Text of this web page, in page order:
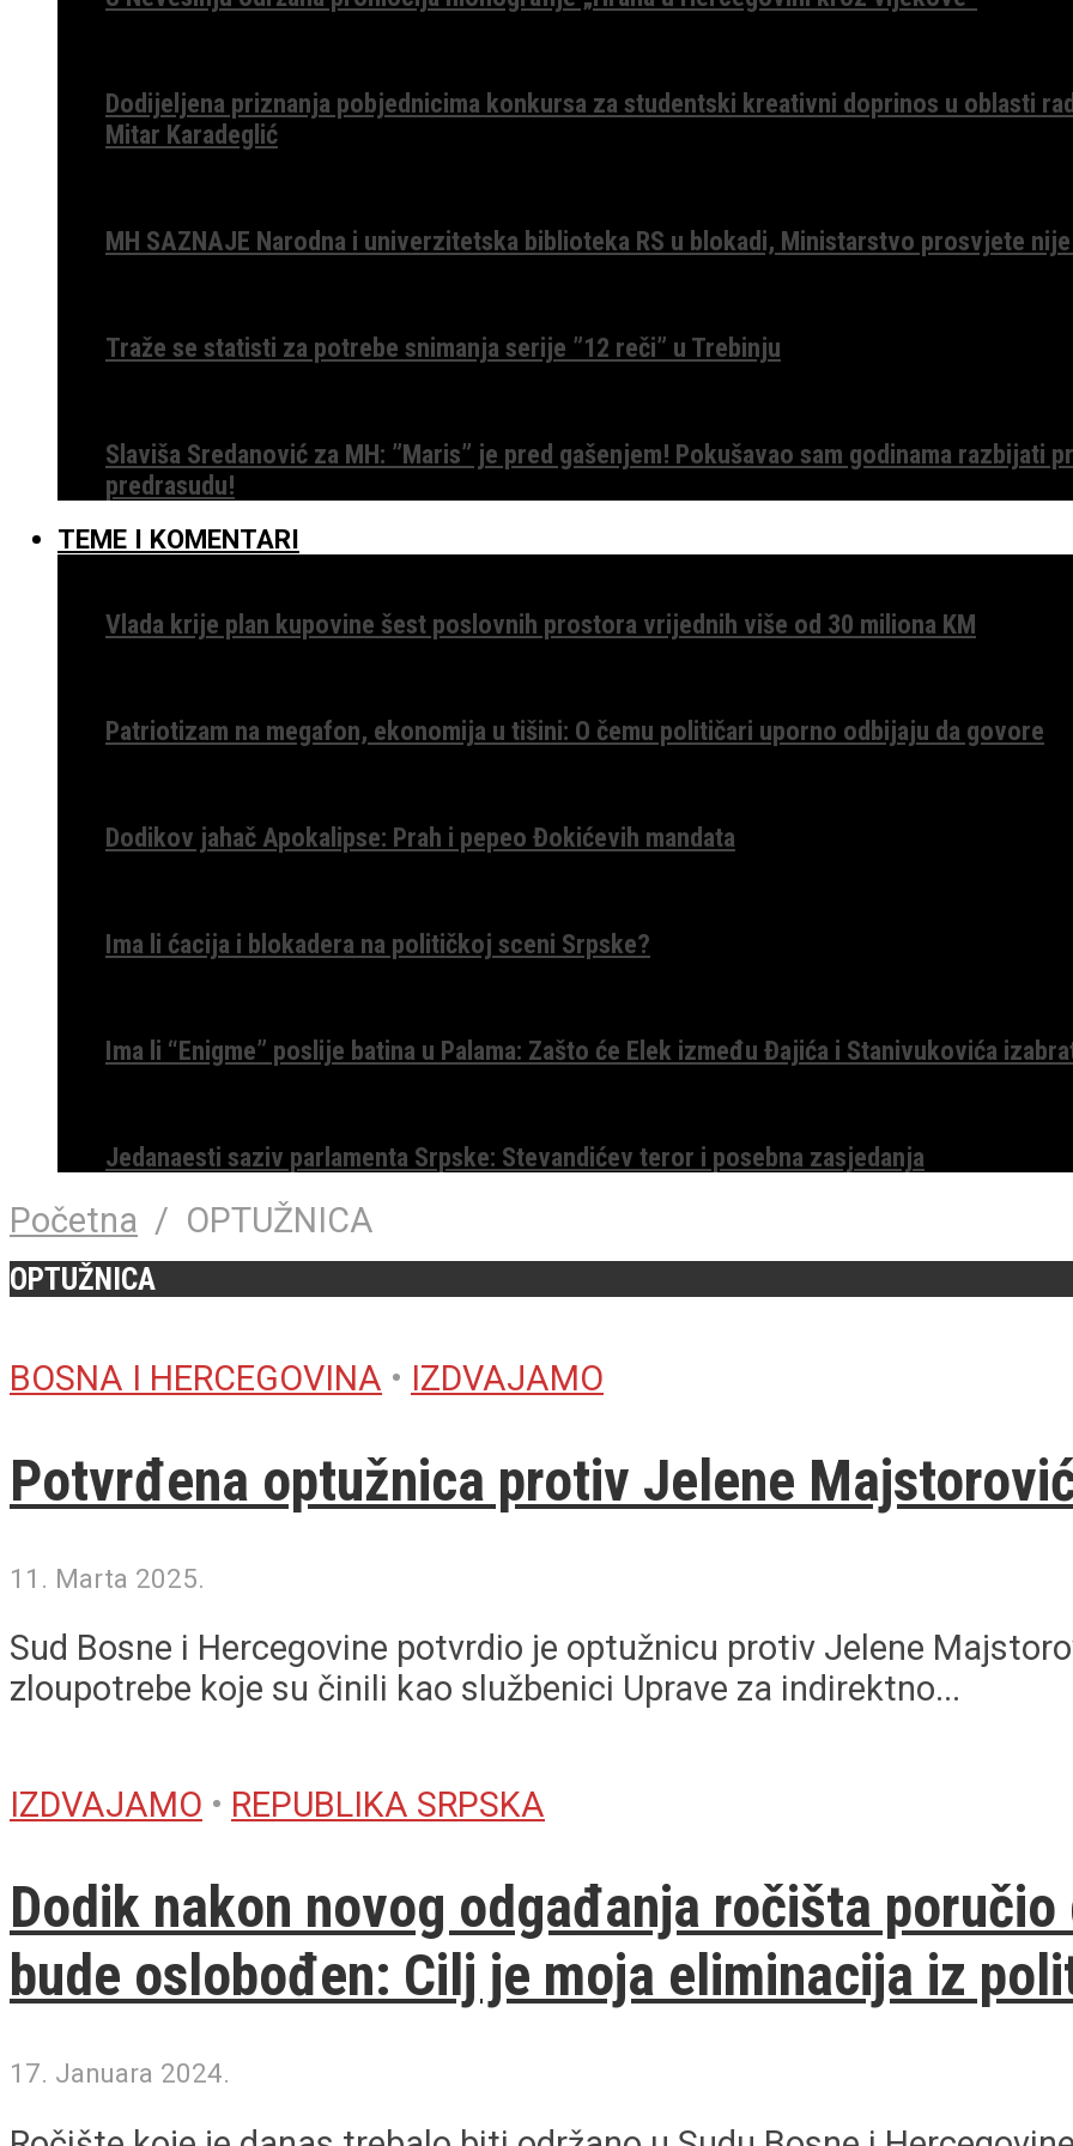
Dodijeljena priznanja pobjednicima konkursa za studentski kreativni doprinos u oblasti
Mitar Karadeglić
MH SAZNAJE Narodna i univerzitetska biblioteka RS u blokadi, Ministarstvo prosvjete nije
Traže se statisti za potrebe snimanja serije ”12 reči” u Trebinju
Slaviša Sredanović za MH: ”Maris” je pred gašenjem! Pokušavao sam godinama razbijati
predrasudu!
TEME I KOMENTARI
Vlada krije plan kupovine šest poslovnih prostora vrijednih više od 30 miliona KM
Patriotizam na megafon, ekonomija u tišini: O čemu političari uporno odbijaju da govore
Dodikov jahač Apokalipse: Prah i pepeo Đokićevih mandata
Ima li ćacija i blokadera na političkoj sceni Srpske?
Ima li “Enigme” poslije batina u Palama: Zašto će Elek između Đajića i Stanivukovića
Jedanaesti saziv parlamenta Srpske: Stevandićev teror i posebna zasjedanja
Početna / OPTUŽNICA
OPTUŽNICA
BOSNA I HERCEGOVINA • IZDVAJAMO
Potvrđena optužnica protiv Jelene
11. Marta 2025.
Sud Bosne i Hercegovine potvrdio je optužnicu protiv Jelene
zloupotrebe koje su činili kao službenici Uprave za indirektno...
IZDVAJAMO • REPUBLIKA SRPSKA
Dodik nakon novog odgađanja ročišta
bude oslobođen: Cilj je moja eliminacija iz
17. Januara 2024.